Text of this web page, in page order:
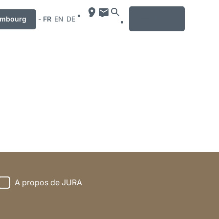
- FR EN DE
A propos de JURA